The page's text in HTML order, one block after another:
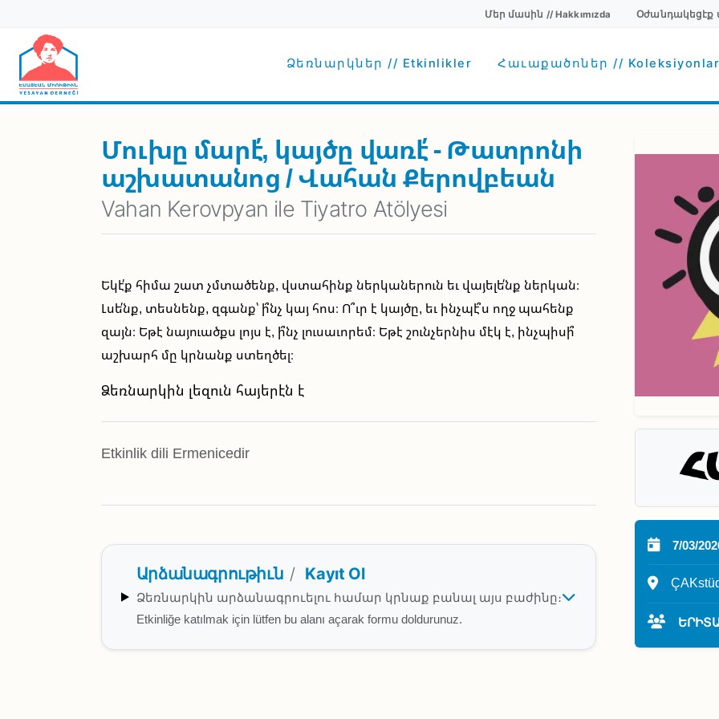
Secondary menu
Մեր մասին // Hakkımızda Օժանդակեցէք
Main navigation
Ձեռնարկներ // Etkinlikler Հաւաքածոներ // Koleksiyonlar
Մուխը մարէ՛, կայծը վառէ՛ - Թատրոնի
աշխատանոց / Վահան Քերովբեան
Vahan Kerovpyan ile Tiyatro Atölyesi
Եկէ՛ք հիմա շատ չմտածենք, վստահինք ներկաներուն եւ վայելե՛նք ներկան։
Լսե՛նք, տեսնենք, զգանք՝ ի՞նչ կայ հոս։ Ո՞ւր է կայծը, եւ ինչպէ՞ս ողջ պահենք
զայն։ Եթէ նայուածքս լոյս է, ի՞նչ լուսաւորեմ։ Եթէ շունչերնիս մէկ է, ինչպիսի՞
աշխարհ մը կրնանք ստեղծել։
Ձեռնարկին լեզուն հայերէն է
Etkinlik dili Ermenicedir
Արձանագրութիւն / Kayıt Ol
Ձեռնարկին արձանագրուելու համար կրնաք բանալ այս բաժինը։
Etkinliğe katılmak için lütfen bu alanı açarak formu doldurunuz.
7/03/